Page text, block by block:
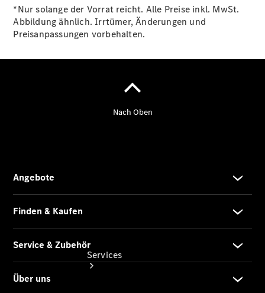
Citan
Tourer
eCitan
elektrisch
Umbaulösungen
Digitale
Services
*Nur solange der Vorrat reicht. Alle Preise inkl. MwSt.
Abbildung ähnlich. Irrtümer, Änderungen und
Preisanpassungen vorbehalten.